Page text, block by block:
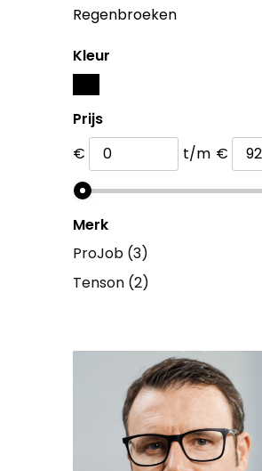
Regenbroeken
Kleur
Prijs
€
t/m €
Merk
ProJob (3)
Tenson (2)